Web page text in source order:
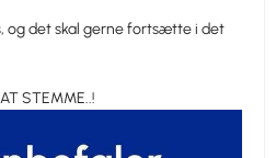
og det skal gerne fortsætte i det
STEMME..!